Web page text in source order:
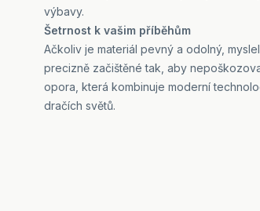
výbavy.
Šetrnost k vašim příběhům
Ačkoliv je materiál pevný a odolný,
precizně začištěné tak, aby
opora, která kombinuje moderní
dračích světů.